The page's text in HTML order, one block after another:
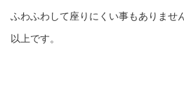
ふわふわして座りにくい事もありません
以上です。